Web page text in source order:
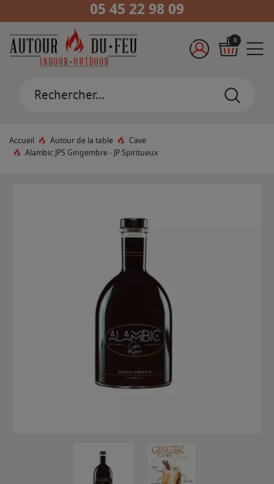
05 45 22 98 09
0
Accueil Autour de la table
Cave
Alambic JPS Gingembre - JP Spiritueux